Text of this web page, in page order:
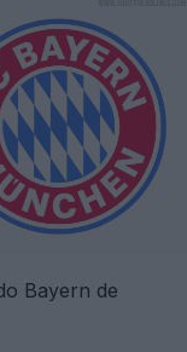
Bayern de